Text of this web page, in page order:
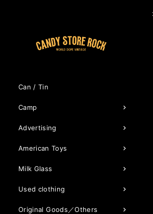
Can / Tin
Camp
Advertising
American Toys
Milk Glass
Used clothing
Original Goods／Others